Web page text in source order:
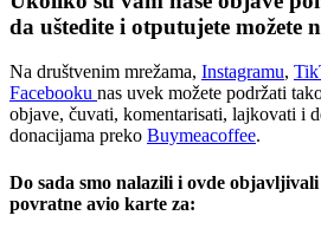
da uštedite i otputujete možete
Na društvenim mrežama, Instagramu,
Facebooku nas uvek možete podržati
objave, čuvati, komentarisati, lajkovati i
donacijama preko Buymeacoffee.
Do sada smo nalazili i ovde
povratne avio karte za: